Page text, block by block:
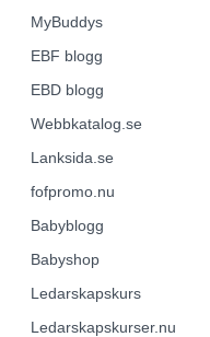
MyBuddys
EBF blogg
EBD blogg
Webbkatalog.se
Lanksida.se
fofpromo.nu
Babyblogg
Babyshop
Ledarskapskurs
Ledarskapskurser.nu